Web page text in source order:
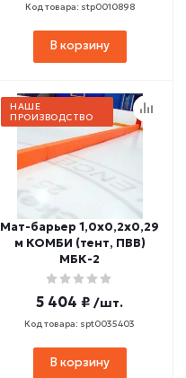
Код товара: stp0010898
В корзину
НАШЕ
ПРОИЗВОДСТВО
Мат-барьер 1,0х0,2х0,29
м КОМБИ (тент, ПВВ)
МБК-2
5 404 ₽ /шт.
Код товара: spt0035403
В корзину